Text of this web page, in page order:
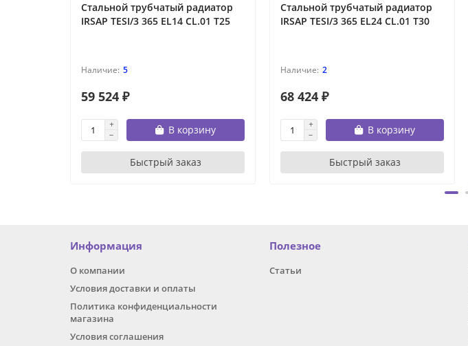
Стальной трубчатый радиатор
IRSAP TESI/3 365 EL14 CL.01 T25
5
59 524 ₽
В корзину
Быстрый заказ
Стальной трубчатый радиатор
IRSAP TESI/3 365 EL24 CL.01 T30
2
68 424 ₽
В корзину
Быстрый заказ
Информация
О компании
Условия доставки и оплаты
Политика конфиденциальности
магазина
Условия соглашения
Полезное
Статьи